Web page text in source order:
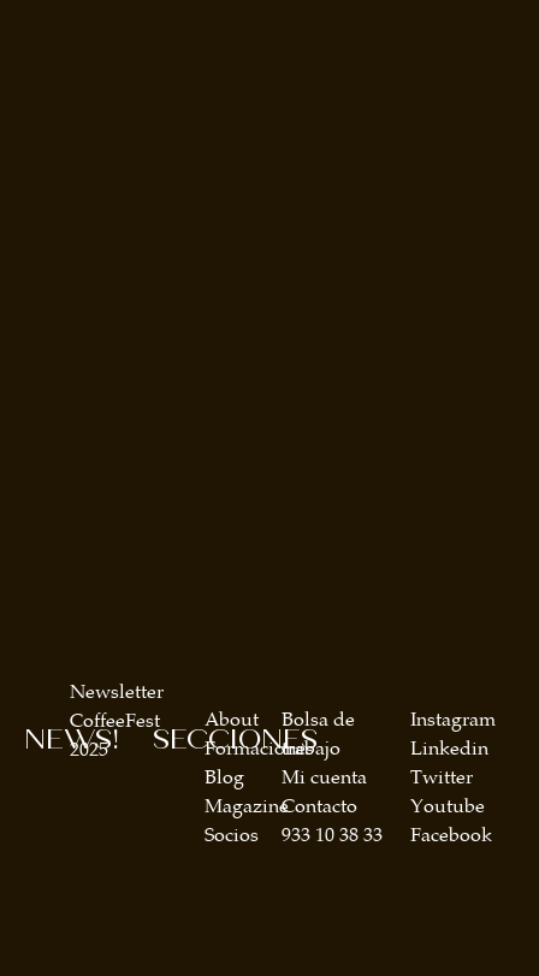
SECCIONES
About
Formaciones
Blog
Magazine
Socios
Bolsa de
trabajo
Mi cuenta
Contacto
933 10 38 33
NEWS!
Newsletter
CoffeeFest
2025
Instagram
Linkedin
Twitter
Youtube
Facebook